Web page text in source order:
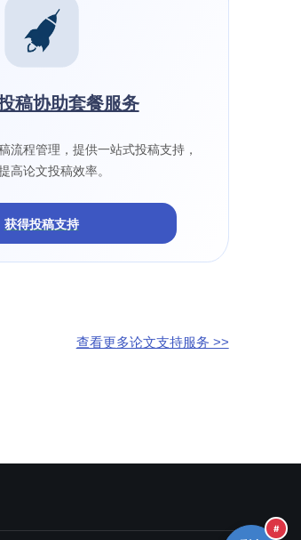
稿协助套餐服务
流程管理，提供一站式投稿支持，
高论文投稿效率。
获得投稿支持
查看更多论文支持服务 >>
#